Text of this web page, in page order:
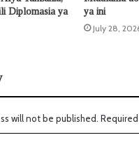
Diplomasia ya
ya ini
July 28,
will not be published.